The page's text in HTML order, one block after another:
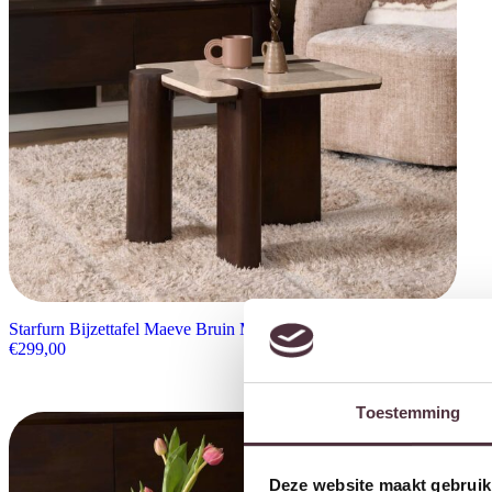
Toestemming
Deze website maakt
Starfurn Bijzettafel Maeve Bruin Marmer 57 cm
€299,00